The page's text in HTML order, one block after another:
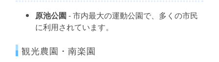
原池公園- 市内最大の運動公園で、多くの市民
に利用されています。
観光農園・南楽園